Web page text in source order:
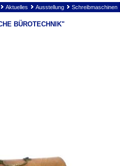
Aktuelles Ausstellung Schreibmaschinen
BÜROTECHNIK"